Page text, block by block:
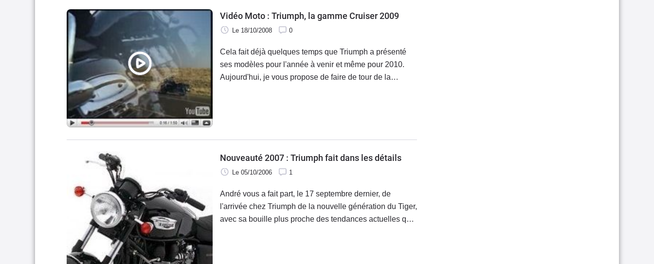
Vidéo Moto : Triumph, la gamme Cruiser 2009
Le 18/10/2008 0
Cela fait déjà quelques temps que Triumph a présenté
ses modèles pour l'année à venir et même pour 2010.
Aujourd'hui, je vous propose de faire de tour de la
Speedmaster.
Nouveauté 2007 : Triumph fait dans les détails
Le 05/10/2006 1
André vous a fait part, le 17 septembre dernier, de
l'arrivée chez Triumph de la nouvelle génération du Tiger,
avec sa bouille plus proche des tendances actuelles que